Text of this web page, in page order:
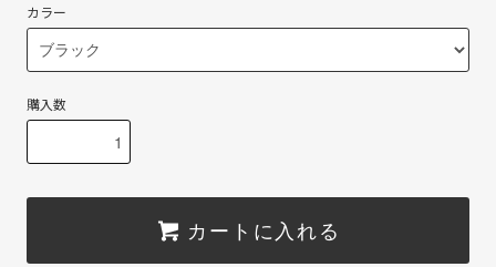
カラー
購入数
カートに入れる